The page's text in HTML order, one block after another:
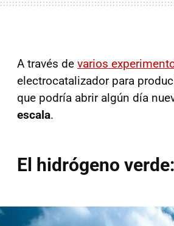
A través de varios
electrocatalizador para
que podría abrir algún día
escala.
El hidrógeno